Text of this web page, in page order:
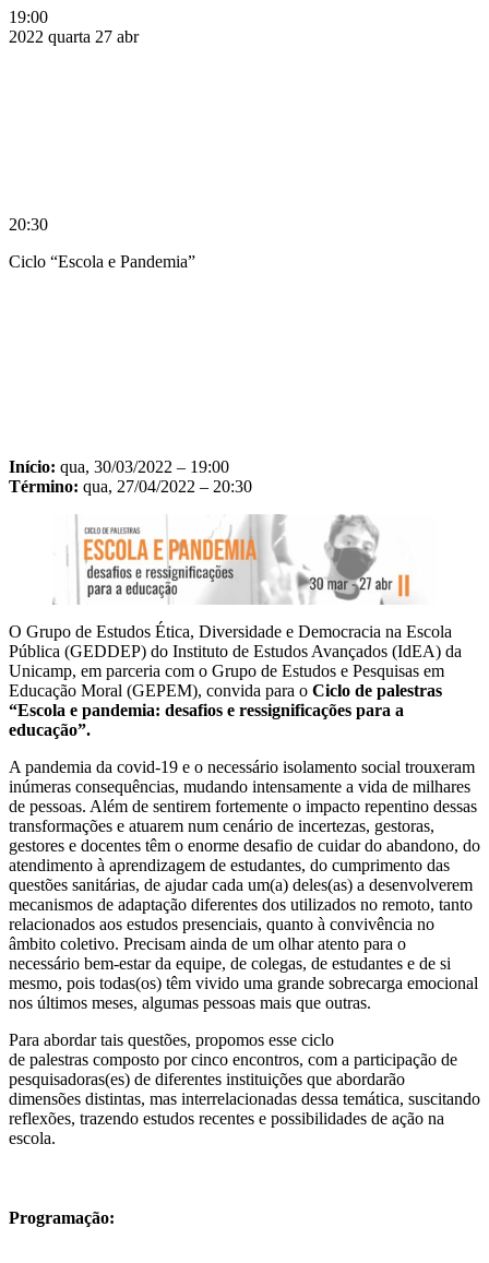
19:00
2022 quarta 27 abr
20:30
Ciclo “Escola e Pandemia”
Início: qua, 30/03/2022 – 19:00
Término: qua, 27/04/2022 – 20:30
O Grupo de Estudos Ética, Diversidade e Democracia na Escola
Pública (GEDDEP) do Instituto de Estudos Avançados (IdEA) da
Unicamp, em parceria com o Grupo de Estudos e Pesquisas em
Educação Moral (GEPEM), convida para o Ciclo de palestras
“Escola e pandemia: desafios e ressignificações para a
educação”.
A pandemia da covid-19 e o necessário isolamento social trouxeram
inúmeras consequências, mudando intensamente a vida de milhares
de pessoas. Além de sentirem fortemente o impacto repentino dessas
transformações e atuarem num cenário de incertezas, gestoras,
gestores e docentes têm o enorme desafio de cuidar do abandono, do
atendimento à aprendizagem de estudantes, do cumprimento das
questões sanitárias, de ajudar cada um(a) deles(as) a desenvolverem
mecanismos de adaptação diferentes dos utilizados no remoto, tanto
relacionados aos estudos presenciais, quanto à convivência no
âmbito coletivo. Precisam ainda de um olhar atento para o
necessário bem-estar da equipe, de colegas, de estudantes e de si
mesmo, pois todas(os) têm vivido uma grande sobrecarga emocional
nos últimos meses, algumas pessoas mais que outras.
Para abordar tais questões, propomos esse ciclo
de palestras composto por cinco encontros, com a participação de
pesquisadoras(es) de diferentes instituições que abordarão
dimensões distintas, mas interrelacionadas dessa temática, suscitando
reflexões, trazendo estudos recentes e possibilidades de ação na
escola.
Programação: